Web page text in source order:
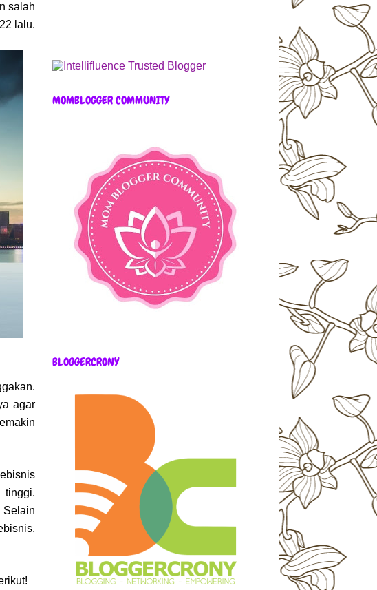
salah
lalu.
agar
tinggi.
Selain
MOMBLOGGER COMMUNITY
BLOGGERCRONY